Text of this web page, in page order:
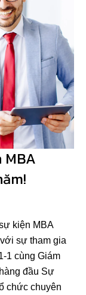
MBA
kiện MBA
sự tham gia
1 cùng Giám
đầu Sự
chức chuyên